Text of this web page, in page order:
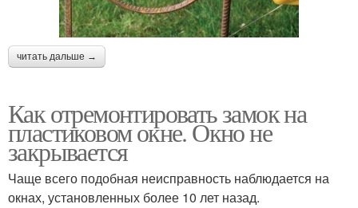
читать дальше →
Как отремонтировать замок на
пластиковом окне. Окно не
закрывается
Чаще всего подобная неисправность наблюдается на
окнах, установленных более 10 лет назад.